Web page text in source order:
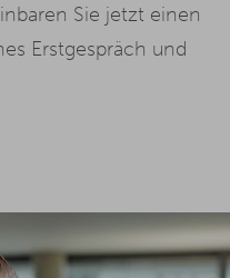
Sie jetzt einen
Erstgespräch und